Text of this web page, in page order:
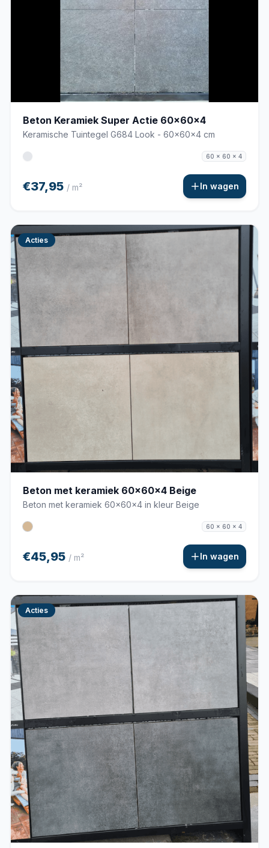
Beton Keramiek Super Actie 60x60x4
Keramische Tuintegel G684 Look - 60x60x4 cm
60 x 60 x 4
€37,95 / m² In wagen
Acties
Beton met keramiek 60x60x4 Beige
Beton met keramiek 60x60x4 in kleur Beige
60 x 60 x 4
€45,95 / m² In wagen
Acties